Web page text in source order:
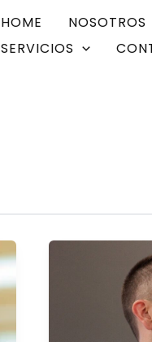
HOME NOSOTROS
SERVICIOS